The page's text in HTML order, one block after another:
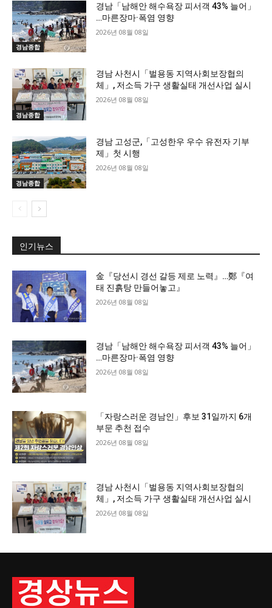
경남종합
경남「남해안 해수욕장 피서객 43% 늘어」
…마른장마·폭염 영향
2026년 08월 08일
경남종합
경남 사천시「벌용동 지역사회보장협의
체」, 저소득 가구 생활실태 개선사업 실시
2026년 08월 08일
경남종합
경남 고성군,「고성한우 우수 유전자 기부
제」첫 시행
2026년 08월 08일
인기뉴스
金『당선시 경선 갈등 제로 노력』…鄭『여
태 진흙탕 만들어놓고』
2026년 08월 08일
경남「남해안 해수욕장 피서객 43% 늘어」
…마른장마·폭염 영향
2026년 08월 08일
「자랑스러운 경남인」후보 31일까지 6개
부문 추천 접수
2026년 08월 08일
경남 사천시「벌용동 지역사회보장협의
체」, 저소득 가구 생활실태 개선사업 실시
2026년 08월 08일